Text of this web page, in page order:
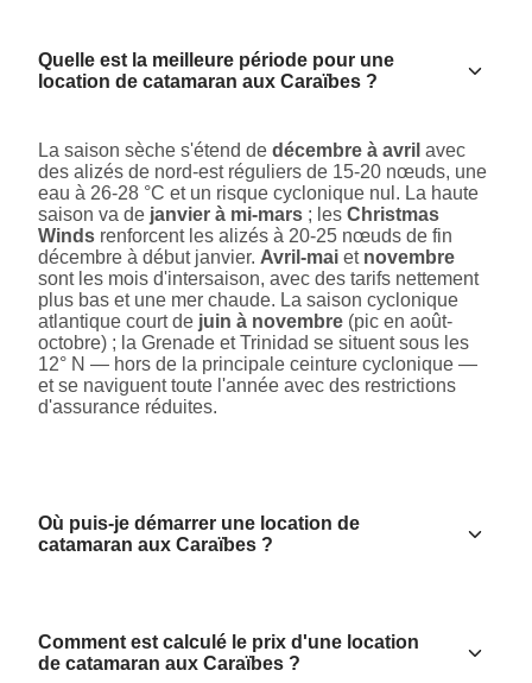
Quelle est la meilleure période pour une
location de catamaran aux Caraïbes ?
La saison sèche s'étend de décembre à avril avec
des alizés de nord-est réguliers de 15-20 nœuds, une
eau à 26-28 °C et un risque cyclonique nul. La haute
saison va de janvier à mi-mars ; les Christmas
Winds renforcent les alizés à 20-25 nœuds de fin
décembre à début janvier. Avril-mai et novembre
sont les mois d'intersaison, avec des tarifs nettement
plus bas et une mer chaude. La saison cyclonique
atlantique court de juin à novembre (pic en août-
octobre) ; la Grenade et Trinidad se situent sous les
12° N — hors de la principale ceinture cyclonique —
et se naviguent toute l'année avec des restrictions
d'assurance réduites.
Où puis-je démarrer une location de
catamaran aux Caraïbes ?
Comment est calculé le prix d'une location
de catamaran aux Caraïbes ?